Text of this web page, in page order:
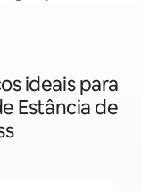
ideais para
Estância de